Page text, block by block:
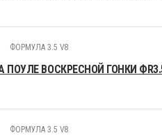
ФОРМУЛА 3.5 V8
ПОУЛЕ ВОСКРЕСНОЙ ГОНКИ
ФОРМУЛА 3.5 V8